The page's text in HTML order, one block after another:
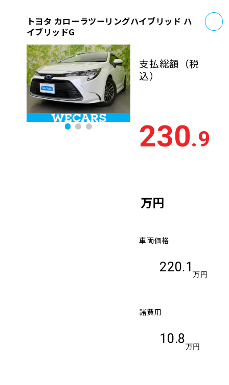
トヨタ カローラツーリングハイブリッド ハ
イブリッドG
支払総額 （税
込）
230.9
万円
車両価格
220.1
万円
諸費用
10.8
万円